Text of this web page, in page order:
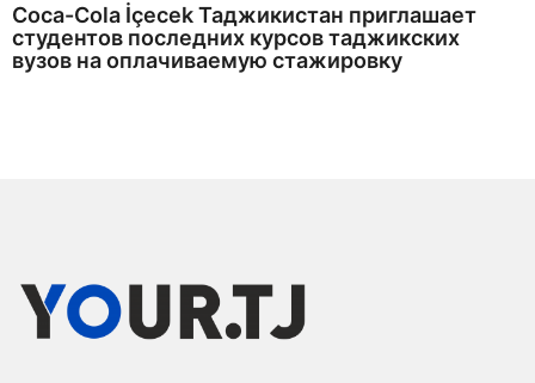
Coca-Cola İçecek Таджикистан приглашает
студентов последних курсов таджикских
вузов на оплачиваемую стажировку